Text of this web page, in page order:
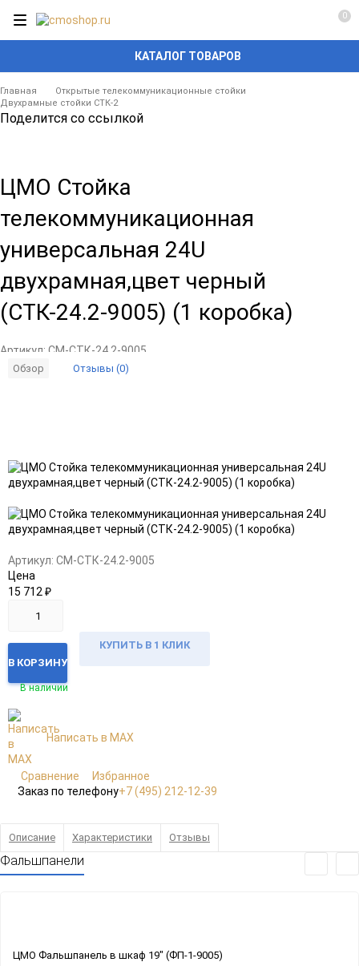
КАТАЛОГ ТОВАРОВ
0
Главная
Открытые телекоммуникационные стойки
Двухрамные стойки СТК-2
Поделится со ссылкой
ЦМО Стойка
телекоммуникационная
универсальная 24U
двухрамная,цвет черный
(СТК-24.2-9005) (1 коробка)
Артикул: CM-СТК-24.2-9005
Обзор Отзывы (0)
в
избранное
к
сравнению
Артикул: CM-СТК-24.2-9005
Цена
15 712 ₽
В КОРЗИНУ
КУПИТЬ В 1 КЛИК
В наличии
Написать в MAX
Сравнение
Избранное
Заказ по телефону+7 (495) 212-12-39
Описание Характеристики Отзывы
Фальшпанели
ЦМО Фальшпанель в шкаф 19" (ФП-1-9005)